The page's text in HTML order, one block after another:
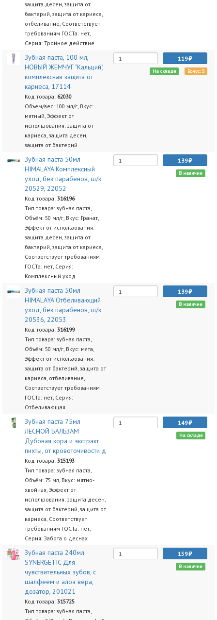
защита десен, защита от
бактерий, защита от кариеса,
отбеливание, Соответствует
требованиям ГОСТа: нет,
Серия: Тройное действие
Зубная паста, 100 мл,
НОВЫЙ ЖЕМЧУГ "Кальций",
комплексная защита от
кариеса, 17114
Код товара: 62030
Объем/вес: 100 мл/г, Вкус:
мятный, Эффект от
использования: защита от
кариеса, защита десен,
защита от бактерий
119
На складе Бонус: 5
Зубная паста 50мл
HIMALAYA Комплексный
уход, без парабенов, ш/к
20529, 22052
Код товара: 316196
Тип товара: зубная паста,
Объём: 50 мл/г, Вкус: Гранат,
Эффект от использования:
защита десен, защита от
бактерий, защита от кариеса,
Соответствует требованиям
ГОСТа: нет, Серия:
Комплексный уход
139
В наличии
Зубная паста 50мл
HIMALAYA Отбеливающий
уход, без парабенов, ш/к
20536, 22053
Код товара: 316199
Тип товара: зубная паста,
Объём: 50 мл/г, Вкус: мята,
Эффект от использования:
защита от бактерий, защита от
кариеса, отбеливание,
Соответствует требованиям
ГОСТа: нет, Серия:
Отбеливающая
139
В наличии
Зубная паста 75мл
ЛЕСНОЙ БАЛЬЗАМ
Дубовая кора и экстракт
пихты, от кровоточивости д
Код товара: 315193
Тип товара: зубная паста,
Объём: 75 мл, Вкус: мятно-
хвойная, Эффект от
использования: защита десен,
защита от бактерий, защита от
кариеса, Соответствует
требованиям ГОСТа: нет,
Серия: Забота о деснах
149
На складе
Зубная паста 240мл
SYNERGETIC Для
чувствительных зубов, с
шалфеем и алоэ вера,
дозатор, 201021
Код товара: 315725
Тип товара: зубная паста,
159
В наличии